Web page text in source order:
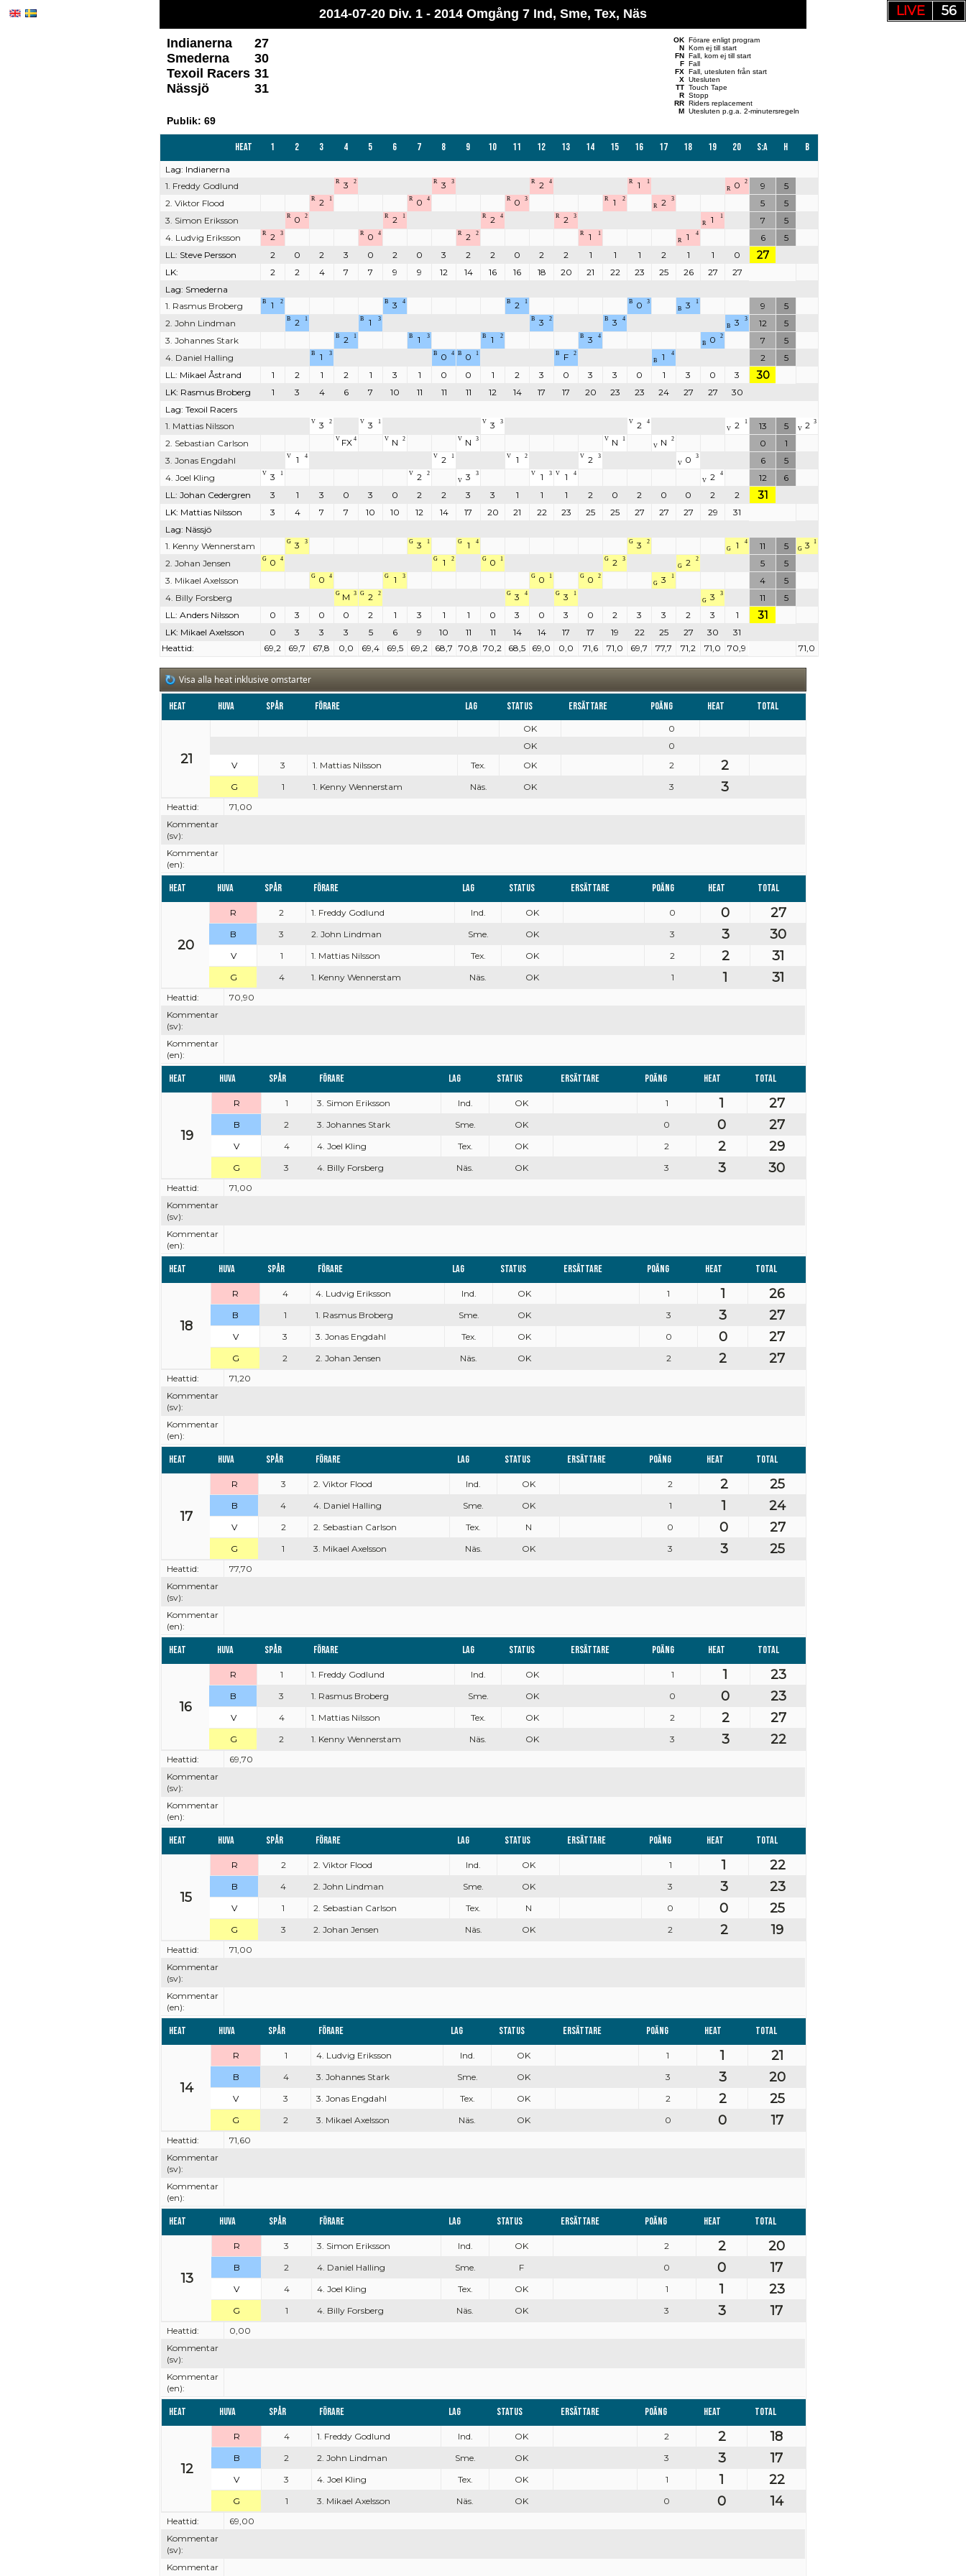
LIVE 55
2014-07-20 Div. 1 - 2014 Omgång 7 Ind, Sme, Tex, Näs
OK Förare enligt program
N Kom ej till start
FN Fall, kom ej till start
F Fall
FX Fall, utesluten från start
X Utesluten
TT Touch Tape
R Stopp
RR Riders replacement
M Utesluten p.g.a. 2-minutersregeln
Indianerna
27
Smederna
30
Texoil Racers 31
Nässjö
31
Publik: 69
Heat 1 2 3 4 5 6 7 8 9 10 11 12 13 14 15 16 17 18 19 20 S:a H B
Lag: Indianerna
1. Freddy Godlund
R 3 2 R 3 3 R 2 4 R 1 1 0
2
R
9
5
2. Viktor Flood
R 2 1 R 0 4 R 0 3 R 1 2 2
3
R
5
5
3. Simon Eriksson
R 0 2 R 2 1 R 2 4 R 2 3 1
1
R
7
5
4. Ludvig Eriksson
R 2 3 R 0 4 R 2 2 R 1 1 1
4
R
6
5
LL: Steve Persson
2 0 2 3 0 2 0 3 2 2 0 2 2 1 1 1 2 1 1 0 27
LK: 2 2 4 7 7 9 9 12 14 16 16 18 20 21 22 23 25 26 27
27
Lag: Smederna
1. Rasmus Broberg
B 1 2 B 3 4 B 2 1 B 0 3 3
1
B
9
5
2. John Lindman
B 2 1 B 1 3 B 3 2 B 3 4 3
3
B
12
5
3. Johannes Stark
B 2 1 B 1 3 B 1 2 B 3 4 0
2
B
7
5
4. Daniel Halling
B 1 3 B 0 4 B 0 1 B F 2 1
4
B
2
5
LL: Mikael Åstrand
1 2 1 2 1 3 1 0 0 1 2 3 0 3 3 0 1 3 0 3 30
LK: Rasmus Broberg 1 3 4 6 7 10 11 11 11 12 14 17 17 20 23 23 24 27 27
30
Lag: Texoil Racers
1. Mattias Nilsson
V 3 2 V 3 1 V 3 3 V 2 4 2
1
V
13 5 2 3
V
2. Sebastian Carlson V FX 4 V N 2 V N 3 V N 1 N
2
V
0
1
3. Jonas Engdahl
V 1 4 V 2 1 V 1 2 V 2 3 0
3
V
6
5
4. Joel Kling
V 3 1 V 2 2 3
3
V
V 1 3 V 1 4 2
4
V
12
6
LL: Johan Cedergren
3 1 3 0 3 0 2 2 3 3 1 1 1 2 0 2 0 0 2 2 31
LK: Mattias Nilsson 3 4 7 7 10 10 12 14 17 20 21 22 23 25 25 27 27 27 29
31
Lag: Nässjö
1. Kenny Wennerstam
G 3 3 G 3 1 G 1 4 G 3 2 1
4
G
11 5 3
1
G
2. Johan Jensen G 0 4 G 1 2 G 0 1 G 2 3 2
2
G
5
5
3. Mikael Axelsson
G 0 4 G 1 3 G 0 1 G 0 2 3
1
G
4
5
4. Billy Forsberg
G M 3 G 2 2 G 3 4 G 3 1 3
3
G
11
5
LL: Anders Nilsson
0 3 0 0 2 1 3 1 1 0 3 0 3 0 2 3 3 2 3 1 31
LK: Mikael Axelsson 0 3 3 3 5 6 9 10 11 11 14 14 17 17 19 22 25 27 30
31
Heattid:
69,2 69,7 67,8 0,0 69,4 69,5 69,2 68,7 70,8 70,2 68,5 69,0 0,0 71,6 71,0 69,7 77,7 71,2 71,0 70,9 71,0
Visa alla heat inklusive omstarter
Heat Huva Spår Förare Lag Status Ersättare Poäng Heat Total
21
OK
0
OK
0
V
3 1. Mattias Nilsson Tex. OK 2 2
G 1 1. Kenny Wennerstam Näs. OK 3 3
Heattid:
71,00
Kommentar
(sv):
Kommentar
(en):
Heat Huva Spår Förare Lag Status Ersättare Poäng Heat Total
20
R 2 1. Freddy Godlund Ind. OK 0 0 27
B 3 2. John Lindman Sme. OK 3 3 30
V 1 1. Mattias Nilsson Tex. OK 2 2 31
G 4 1. Kenny Wennerstam Näs. OK 1 1 31
Heattid:
70,90
Kommentar
(sv):
Kommentar
(en):
Heat Huva Spår Förare Lag Status Ersättare Poäng Heat Total
19
R 1 3. Simon Eriksson Ind. OK 1 1 27
B 2 3. Johannes Stark Sme. OK 0 0 27
V 4 4. Joel Kling Tex. OK 2 2 29
G 3 4. Billy Forsberg Näs. OK 3 3 30
Heattid:
71,00
Kommentar
(sv):
Kommentar
(en):
Heat Huva Spår Förare Lag Status Ersättare Poäng Heat Total
18
R 4 4. Ludvig Eriksson Ind. OK 1 1 26
B 1 1. Rasmus Broberg Sme. OK 3 3 27
V 3 3. Jonas Engdahl Tex. OK 0 0 27
G 2 2. Johan Jensen Näs. OK 2 2 27
Heattid:
71,20
Kommentar
(sv):
Kommentar
(en):
Heat Huva Spår Förare Lag Status Ersättare Poäng Heat Total
17
R 3 2. Viktor Flood Ind. OK 2 2 25
B 4 4. Daniel Halling Sme. OK 1 1 24
V 2 2. Sebastian Carlson Tex. N 0 0 27
G 1 3. Mikael Axelsson Näs. OK 3 3 25
Heattid:
77,70
Kommentar
(sv):
Kommentar
(en):
Heat Huva Spår Förare Lag Status Ersättare Poäng Heat Total
16
R 1 1. Freddy Godlund Ind. OK 1 1 23
B 3 1. Rasmus Broberg Sme. OK 0 0 23
V 4 1. Mattias Nilsson Tex. OK 2 2 27
G 2 1. Kenny Wennerstam Näs. OK 3 3 22
Heattid:
69,70
Kommentar
(sv):
Kommentar
(en):
Heat Huva Spår Förare Lag Status Ersättare Poäng Heat Total
15
R 2 2. Viktor Flood Ind. OK 1 1 22
B 4 2. John Lindman Sme. OK 3 3 23
V 1 2. Sebastian Carlson Tex. N 0 0 25
G 3 2. Johan Jensen Näs. OK 2 2 19
Heattid:
71,00
Kommentar
(sv):
Kommentar
(en):
Heat Huva Spår Förare Lag Status Ersättare Poäng Heat Total
14
R 1 4. Ludvig Eriksson Ind. OK 1 1 21
B 4 3. Johannes Stark Sme. OK 3 3 20
V 3 3. Jonas Engdahl Tex. OK 2 2 25
G 2 3. Mikael Axelsson Näs. OK 0 0 17
Heattid:
71,60
Kommentar
(sv):
Kommentar
(en):
Heat Huva Spår Förare Lag Status Ersättare Poäng Heat Total
13
R 3 3. Simon Eriksson Ind. OK 2 2 20
B 2 4. Daniel Halling Sme. F 0 0 17
V 4 4. Joel Kling Tex. OK 1 1 23
G 1 4. Billy Forsberg Näs. OK 3 3 17
Heattid:
0,00
Kommentar
(sv):
Kommentar
(en):
Heat Huva Spår Förare Lag Status Ersättare Poäng Heat Total
12
R 4 1. Freddy Godlund Ind. OK 2 2 18
B 2 2. John Lindman Sme. OK 3 3 17
V 3 4. Joel Kling Tex. OK 1 1 22
G 1 3. Mikael Axelsson Näs. OK 0 0 14
Heattid:
69,00
Kommentar
(sv):
Kommentar